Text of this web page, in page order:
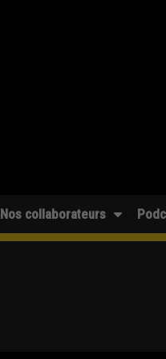
Nos collaborateurs